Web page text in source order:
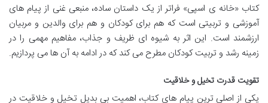
کتاب «خانه ی اسپی» فراتر از یک داستان ساده، منبعی غنی از پیام های
آموزشی و تربیتی است که هم برای کودکان و هم برای والدین و مربیان
ارزشمند است. این اثر به شیوه ای ظریف و جذاب، مفاهیم مهمی را در
زمینه رشد و تربیت کودکان مطرح می کند که در ادامه به آن ها می پردازیم.
تقویت قدرت تخیل و خلاقیت
یکی از اصلی ترین پیام های کتاب، اهمیت بی بدیل تخیل و خلاقیت در